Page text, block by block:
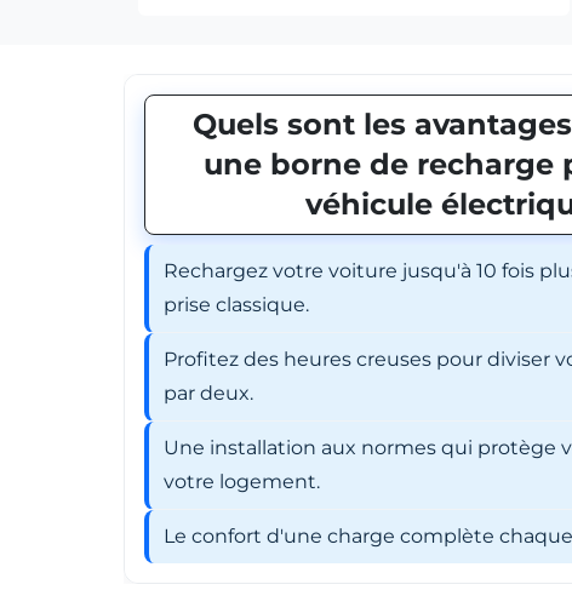
Quels sont les
une borne de recharge
véhicule
Rechargez votre voiture jusqu'à 10 fois
prise classique.
Profitez des heures creuses pour diviser
par deux.
Une installation aux normes qui protège
votre logement.
Le confort d'une charge complète